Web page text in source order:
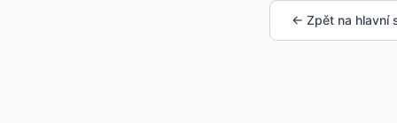
← Zpět na hlavní